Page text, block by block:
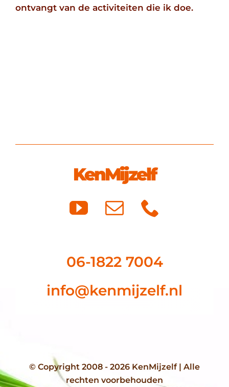
ontvangt van de activiteiten die ik doe.
KenMijzelf
06-1822 7004
info@kenmijzelf.nl
© Copyright 2008 - 2026 KenMijzelf | Alle
rechten voorbehouden